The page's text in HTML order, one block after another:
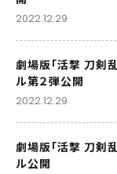
2022.12.29
劇場版「活撃 刀剣
ル第２弾公開
2022.12.29
劇場版「活撃 刀剣
ル公開